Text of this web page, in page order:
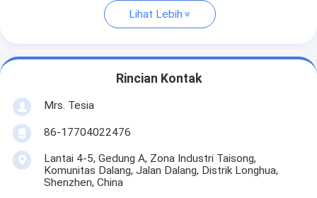
Lihat Lebih
Rincian Kontak
Mrs. Tesia
86-17704022476
Lantai 4-5, Gedung A, Zona Industri Taisong,
Komunitas Dalang, Jalan Dalang, Distrik Longhua,
Shenzhen, China